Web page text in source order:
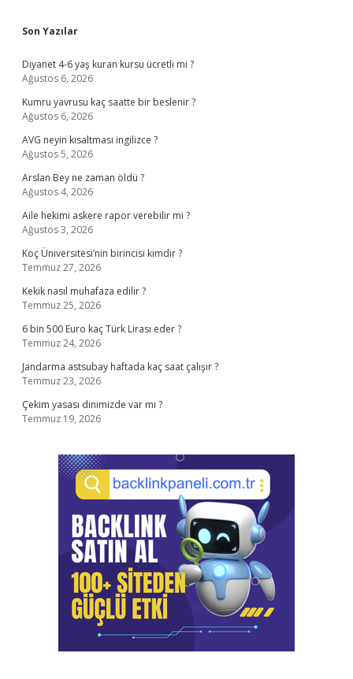
Sidebar
Son Yazılar
Diyanet 4-6 yaş kuran kursu ücretli mi ?
Ağustos 6, 2026
Kumru yavrusu kaç saatte bir beslenir ?
Ağustos 6, 2026
AVG neyin kısaltması ingilizce ?
Ağustos 5, 2026
Arslan Bey ne zaman öldü ?
Ağustos 4, 2026
Aile hekimi askere rapor verebilir mi ?
Ağustos 3, 2026
Koç Üniversitesi’nin birincisi kimdir ?
Temmuz 27, 2026
Kekik nasıl muhafaza edilir ?
Temmuz 25, 2026
6 bin 500 Euro kaç Türk Lirası eder ?
Temmuz 24, 2026
Jandarma astsubay haftada kaç saat çalışır ?
Temmuz 23, 2026
Çekim yasası dinimizde var mı ?
Temmuz 19, 2026